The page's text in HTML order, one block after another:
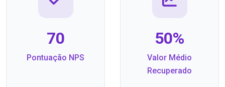
70
Pontuação NPS
50%
Valor Médio
Recuperado